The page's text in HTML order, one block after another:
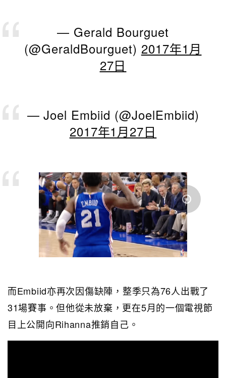
— Gerald Bourguet
(@GeraldBourguet) 2017年1月
27日
— Joel Embiid (@JoelEmbiid)
2017年1月27日
而Embiid亦再次因傷缺陣，整季只為76人出戰了
31場賽事。但他從未放棄，更在5月的一個電視節
目上公開向Rihanna推銷自己。